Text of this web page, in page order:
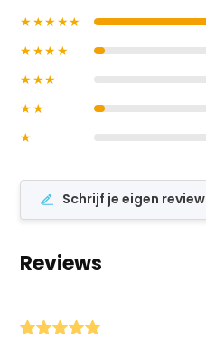
★★★★★
★★★★
★★★
★★
★
Schrijf je eigen review
Reviews